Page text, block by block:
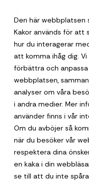
Den här webbplatsen
Kakor används för att
hur du interagerar
att komma ihåg dig.
förbättra och
webbplatsen,
analyser om våra
i andra medier. Mer
använder finns i vår
Om du avböjer så
när du besöker vår
respektera dina
en kaka i din
se till att du inte
main
content.
Välkommen
till en
personlig
resepartner
Boka
företagsresan
med oss
Affärsresor
för privata
företag
Vi ger
företagsresor
Om
Lingmerths har
funnits sedan
och är en av
Sveriges äldsta
resebyråer. Med
års erfarenhet i
ryggen är vi
fortfarande
Regler
Group
Här hittar du de
besökare på